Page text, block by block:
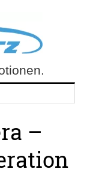
–